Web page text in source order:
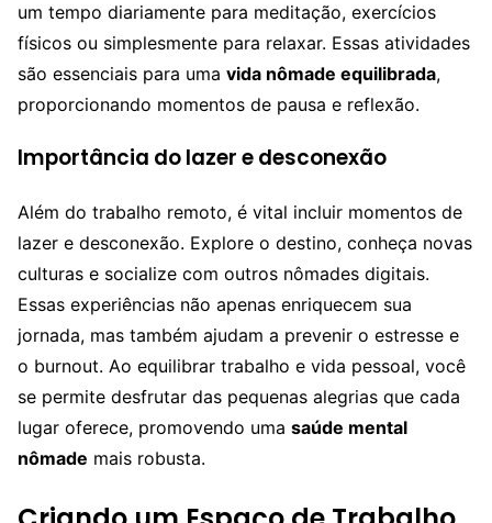
um tempo diariamente para meditação, exercícios
físicos ou simplesmente para relaxar. Essas atividades
são essenciais para uma vida nômade equilibrada,
proporcionando momentos de pausa e reflexão.
Importância do lazer e desconexão
Além do trabalho remoto, é vital incluir momentos de
lazer e desconexão. Explore o destino, conheça novas
culturas e socialize com outros nômades digitais.
Essas experiências não apenas enriquecem sua
jornada, mas também ajudam a prevenir o estresse e
o burnout. Ao equilibrar trabalho e vida pessoal, você
se permite desfrutar das pequenas alegrias que cada
lugar oferece, promovendo uma saúde mental
nômade mais robusta.